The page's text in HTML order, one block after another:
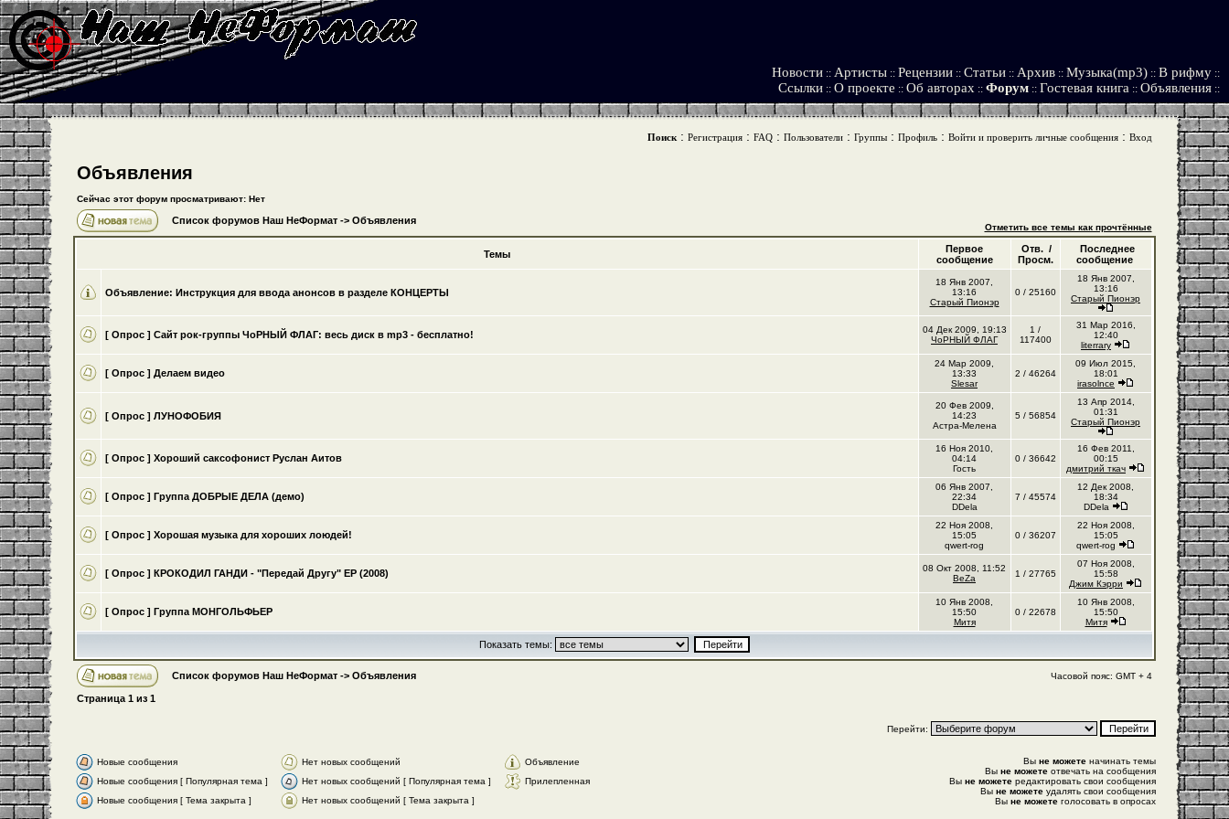
Новости :: Артисты :: Рецензии :: Статьи :: Архив :: Музыка(mp3) :: В рифму ::
Ссылки :: О проекте :: Об авторах :: Форум :: Гостевая книга :: Объявления ::
Поиск: Регистрация: FAQ: Пользователи: Группы: Профиль: Войти и проверить личные сообщения: Вход
Объявления
Сейчас этот форум просматривают: Нет
Список форумов Наш НеФормат-> Объявления
Отметить все темы как прочтённые
Темы
Первое
сообщение
Отв. /
Просм.
Последнее
сообщение
Объявление: Инструкция для ввода анонсов в разделе КОНЦЕРТЫ
18 Янв 2007,
13:16
Старый Пионэр
0 / 25160
18 Янв 2007,
13:16
Старый Пионэр
[ Опрос ] Cайт рок-группы ЧоРНЫЙ ФЛАГ: весь диск в mp3 - бесплатно!
04 Дек 2009, 19:13
ЧоРНЫЙ ФЛАГ
1 /
117400
31 Мар 2016,
12:40
literrary
[ Опрос ] Делаем видео
24 Мар 2009,
13:33
Slesar
2 / 46264
09 Июл 2015,
18:01
irasolnce
[ Опрос ] ЛУНОФОБИЯ
20 Фев 2009,
14:23
Астра-Мелена
5 / 56854
13 Апр 2014,
01:31
Старый Пионэр
[ Опрос ] Хороший саксофонист Руслан Аитов
16 Ноя 2010,
04:14
Гость
0 / 36642
16 Фев 2011,
00:15
дмитрий ткач
[ Опрос ] Группа ДОБРЫЕ ДЕЛА (демо)
06 Янв 2007,
22:34
DDela
7 / 45574
12 Дек 2008,
18:34
DDela
[ Опрос ] Хорошая музыка для хороших лоюдей!
22 Ноя 2008,
15:05
qwert-rog
0 / 36207
22 Ноя 2008,
15:05
qwert-rog
[ Опрос ] КРОКОДИЛ ГАНДИ - "Передай Другу" ЕР (2008)
08 Окт 2008, 11:52
BeZa
1 / 27765
07 Ноя 2008,
15:58
Джим Кэрри
[ Опрос ] Группа МОНГОЛЬФЬЕР
10 Янв 2008,
15:50
Митя
0 / 22678
10 Янв 2008,
15:50
Митя
Показать темы:
Список форумов Наш НеФормат-> Объявления Часовой пояс: GMT + 4
Страница 1из 1
Перейти:
Новые сообщения Нет новых сообщений
Объявление
Новые сообщения [ Популярная тема ]
Нет новых сообщений [ Популярная тема ]
Прилепленная
Новые сообщения [ Тема закрыта ]
Нет новых сообщений [ Тема закрыта ]
Вы не можетеначинать темы
Вы не можетеотвечать на сообщения
Вы не можетередактировать свои сообщения
Вы не можетеудалять свои сообщения
Вы не можетеголосовать в опросах